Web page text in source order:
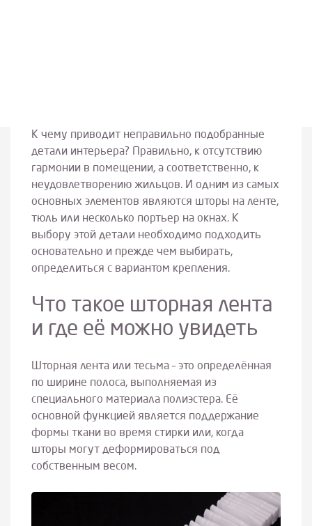
К чему приводит неправильно подобранные
детали интерьера? Правильно, к отсутствию
гармонии в помещении, а соответственно, к
неудовлетворению жильцов. И одним из самых
основных элементов являются шторы на ленте,
тюль или несколько портьер на окнах. К
выбору этой детали необходимо подходить
основательно и прежде чем выбирать,
определиться с вариантом крепления.
Что такое шторная лента
и где её можно увидеть
Шторная лента или тесьма – это определённая
по ширине полоса, выполняемая из
специального материала полиэстера. Её
основной функцией является поддержание
формы ткани во время стирки или, когда
шторы могут деформироваться под
собственным весом.